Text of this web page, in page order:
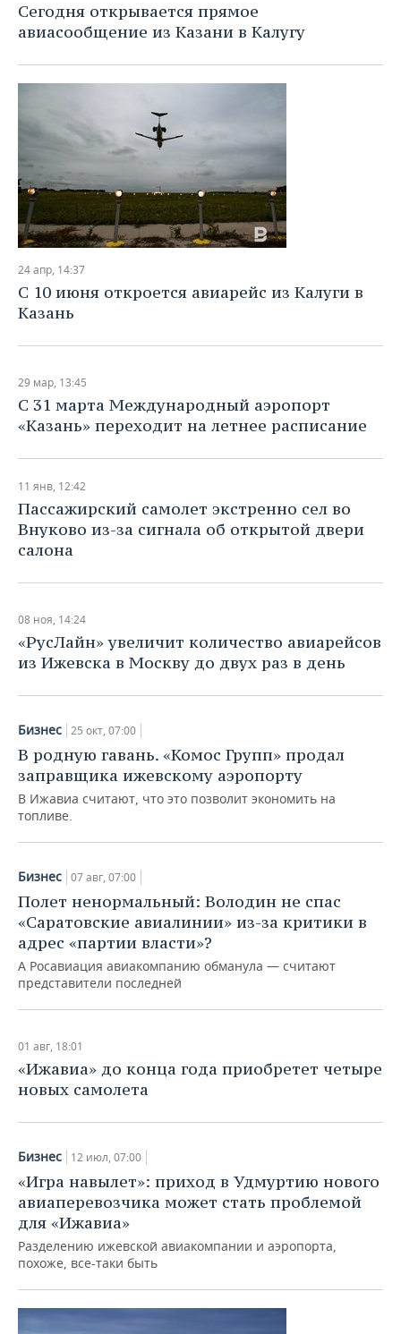
Сегодня открывается прямое
авиасообщение из Казани в Калугу
24 апр, 14:37
С 10 июня откроется авиарейс из Калуги в
Казань
29 мар, 13:45
С 31 марта Международный аэропорт
«Казань» переходит на летнее расписание
11 янв, 12:42
Пассажирский самолет экстренно сел во
Внуково из-за сигнала об открытой двери
салона
08 ноя, 14:24
«РусЛайн» увеличит количество авиарейсов
из Ижевска в Москву до двух раз в день
Бизнес 25 окт, 07:00
В родную гавань. «Комос Групп» продал
заправщика ижевскому аэропорту
В Ижавиа считают, что это позволит экономить на
топливе.
Бизнес 07 авг, 07:00
Полет ненормальный: Володин не спас
«Саратовские авиалинии» из-за критики в
адрес «партии власти»?
А Росавиация авиакомпанию обманула — считают
представители последней
01 авг, 18:01
«Ижавиа» до конца года приобретет четыре
новых самолета
Бизнес 12 июл, 07:00
«Игра навылет»: приход в Удмуртию нового
авиаперевозчика может стать проблемой
для «Ижавиа»
Разделению ижевской авиакомпании и аэропорта,
похоже, все-таки быть